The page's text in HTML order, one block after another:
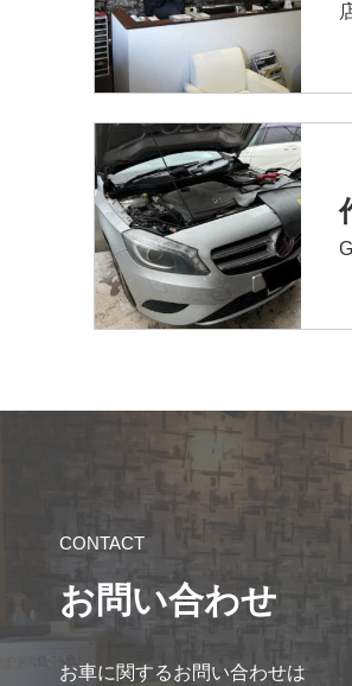
CONTACT
お問い合わせ
お車に関するお問い合わせは